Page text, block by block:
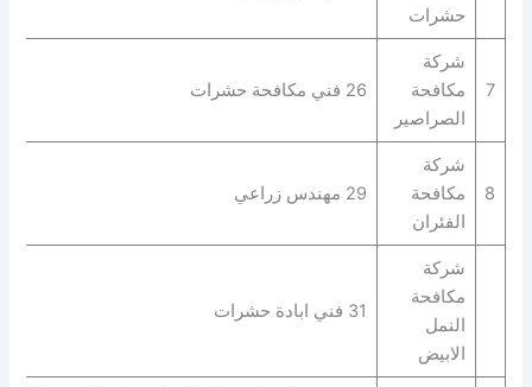
حشرات
7
شركة
مكافحة
الصراصير
26 فني مكافحة حشرات
8
شركة
مكافحة
الفئران
29 مهندس زراعي
شركة
مكافحة
النمل
الابيض
31 فني ابادة حشرات